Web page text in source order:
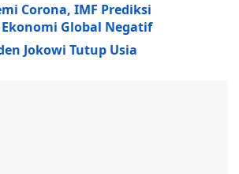
Corona, IMF Prediksi
Global Negatif
Jokowi Tutup Usia